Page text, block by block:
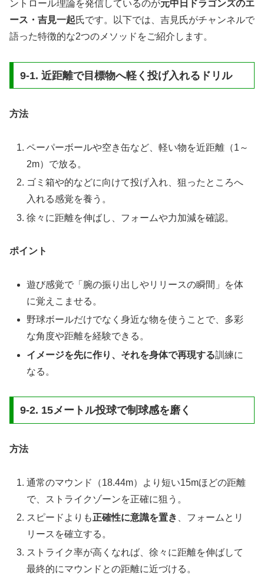
ントロール理論を発信しているのが元中日ドラゴンズのエ
ース・吉見一起氏です。以下では、吉見氏がチャンネルで
語った特徴的な2つのメソッドをご紹介します。
9-1. 近距離で目標物へ軽く投げ入れるドリル
方法
ペーパーボールや空き缶など、軽い物を近距離（1～
2m）で放る。
ゴミ箱や的などに向けて投げ入れ、狙ったところへ
入れる感覚を養う。
徐々に距離を伸ばし、フォームや力加減を確認。
ポイント
遊び感覚で「腕の振り出しやリリースの瞬間」を体
に覚えこませる。
野球ボールだけでなく身近な物を使うことで、多彩
な角度や距離を経験できる。
イメージを先に作り、それを身体で再現する訓練に
なる。
9-2. 15メートル投球で制球感を磨く
方法
通常のマウンド（18.44m）より短い15mほどの距離
で、ストライクゾーンを正確に狙う。
スピードよりも正確性に意識を置き
、フォームとリ
リースを確立する。
ストライク率が高くなれば、徐々に距離を伸ばして
最終的にマウンドとの距離に近づける。